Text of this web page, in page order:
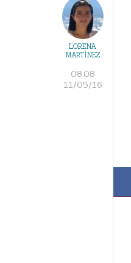
LORENA
MARTÍNEZ
08:08
11/05/16